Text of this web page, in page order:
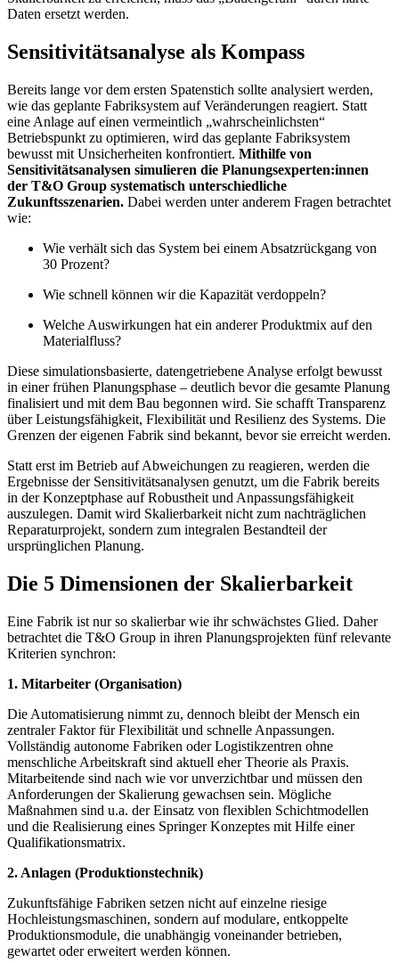
Daten ersetzt werden.
Sensitivitätsanalyse als Kompass
Bereits lange vor dem ersten Spatenstich sollte analysiert werden,
wie das geplante Fabriksystem auf Veränderungen reagiert. Statt
eine Anlage auf einen vermeintlich „wahrscheinlichsten“
Betriebspunkt zu optimieren, wird das geplante Fabriksystem
bewusst mit Unsicherheiten konfrontiert. Mithilfe von
Sensitivitätsanalysen simulieren die Planungsexperten:innen
der T&O Group systematisch unterschiedliche
Zukunftsszenarien. Dabei werden unter anderem Fragen betrachtet
wie:
Wie verhält sich das System bei einem Absatzrückgang von
30 Prozent?
Wie schnell können wir die Kapazität verdoppeln?
Welche Auswirkungen hat ein anderer Produktmix auf den
Materialfluss?
Diese simulationsbasierte, datengetriebene Analyse erfolgt bewusst
in einer frühen Planungsphase – deutlich bevor die gesamte Planung
finalisiert und mit dem Bau begonnen wird. Sie schafft Transparenz
über Leistungsfähigkeit, Flexibilität und Resilienz des Systems. Die
Grenzen der eigenen Fabrik sind bekannt, bevor sie erreicht werden.
Statt erst im Betrieb auf Abweichungen zu reagieren, werden die
Ergebnisse der Sensitivitätsanalysen genutzt, um die Fabrik bereits
in der Konzeptphase auf Robustheit und Anpassungsfähigkeit
auszulegen. Damit wird Skalierbarkeit nicht zum nachträglichen
Reparaturprojekt, sondern zum integralen Bestandteil der
ursprünglichen Planung.
Die 5 Dimensionen der Skalierbarkeit
Eine Fabrik ist nur so skalierbar wie ihr schwächstes Glied. Daher
betrachtet die T&O Group in ihren Planungsprojekten fünf relevante
Kriterien synchron:
1. Mitarbeiter (Organisation)
Die Automatisierung nimmt zu, dennoch bleibt der Mensch ein
zentraler Faktor für Flexibilität und schnelle Anpassungen.
Vollständig autonome Fabriken oder Logistikzentren ohne
menschliche Arbeitskraft sind aktuell eher Theorie als Praxis.
Mitarbeitende sind nach wie vor unverzichtbar und müssen den
Anforderungen der Skalierung gewachsen sein. Mögliche
Maßnahmen sind u.a. der Einsatz von flexiblen Schichtmodellen
und die Realisierung eines Springer Konzeptes mit Hilfe einer
Qualifikationsmatrix.
2. Anlagen (Produktionstechnik)
Zukunftsfähige Fabriken setzen nicht auf einzelne riesige
Hochleistungsmaschinen, sondern auf modulare, entkoppelte
Produktionsmodule, die unabhängig voneinander betrieben,
gewartet oder erweitert werden können.